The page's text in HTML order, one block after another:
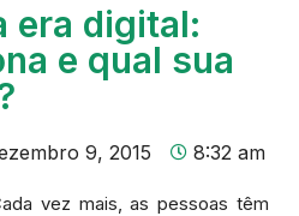
era digital:
e qual sua
9, 2015 8:32 am
vez mais, as pessoas têm